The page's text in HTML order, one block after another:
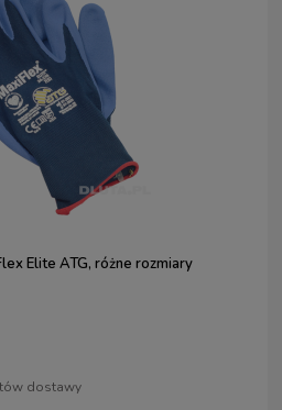
Elite ATG, różne rozmiary
dostawy